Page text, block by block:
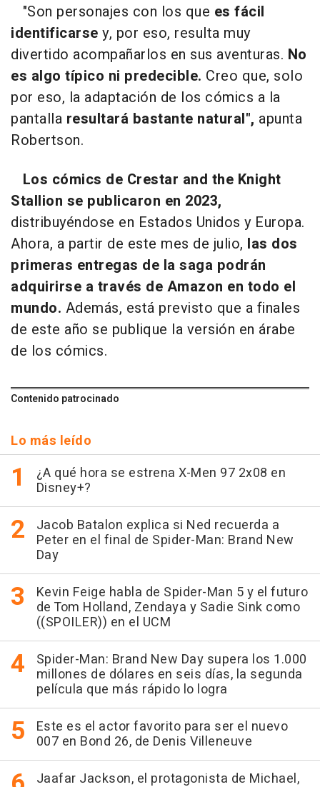
"Son personajes con los que es fácil
identificarse y, por eso, resulta muy
divertido acompañarlos en sus aventuras. No
es algo típico ni predecible. Creo que, solo
por eso, la adaptación de los cómics a la
pantalla resultará bastante natural", apunta
Robertson.
Los cómics de Crestar and the Knight
Stallion se publicaron en 2023,
distribuyéndose en Estados Unidos y Europa.
Ahora, a partir de este mes de julio, las dos
primeras entregas de la saga podrán
adquirirse a través de Amazon en todo el
mundo. Además, está previsto que a finales
de este año se publique la versión en árabe
de los cómics.
Contenido patrocinado
Lo más leído
¿A qué hora se estrena X-Men 97 2x08 en
Disney+?
Jacob Batalon explica si Ned recuerda a
Peter en el final de Spider-Man: Brand New
Day
Kevin Feige habla de Spider-Man 5 y el futuro
de Tom Holland, Zendaya y Sadie Sink como
((SPOILER)) en el UCM
Spider-Man: Brand New Day supera los 1.000
millones de dólares en seis días, la segunda
película que más rápido lo logra
Este es el actor favorito para ser el nuevo
007 en Bond 26, de Denis Villeneuve
Jaafar Jackson, el protagonista de Michael,